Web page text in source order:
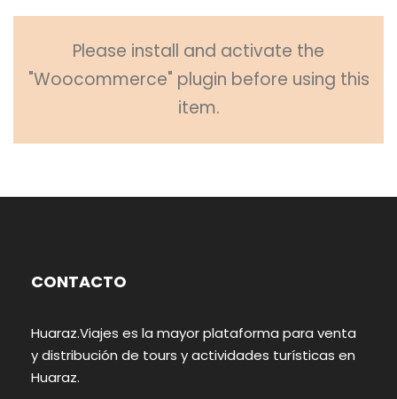
Please install and activate the
"Woocommerce" plugin before using this
item.
CONTACTO
Huaraz.Viajes es la mayor plataforma para venta
y distribución de tours y actividades turísticas en
Huaraz.